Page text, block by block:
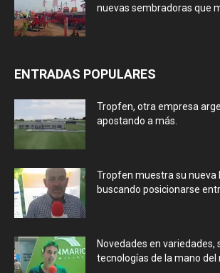
nuevas sembradoras que
ENTRADAS POPULARES
Tropfen, otra empresa
apostando a más.
Tropfen muestra su nueva
buscando posicionarse
Novedades en variedades,
tecnologías de la mano del